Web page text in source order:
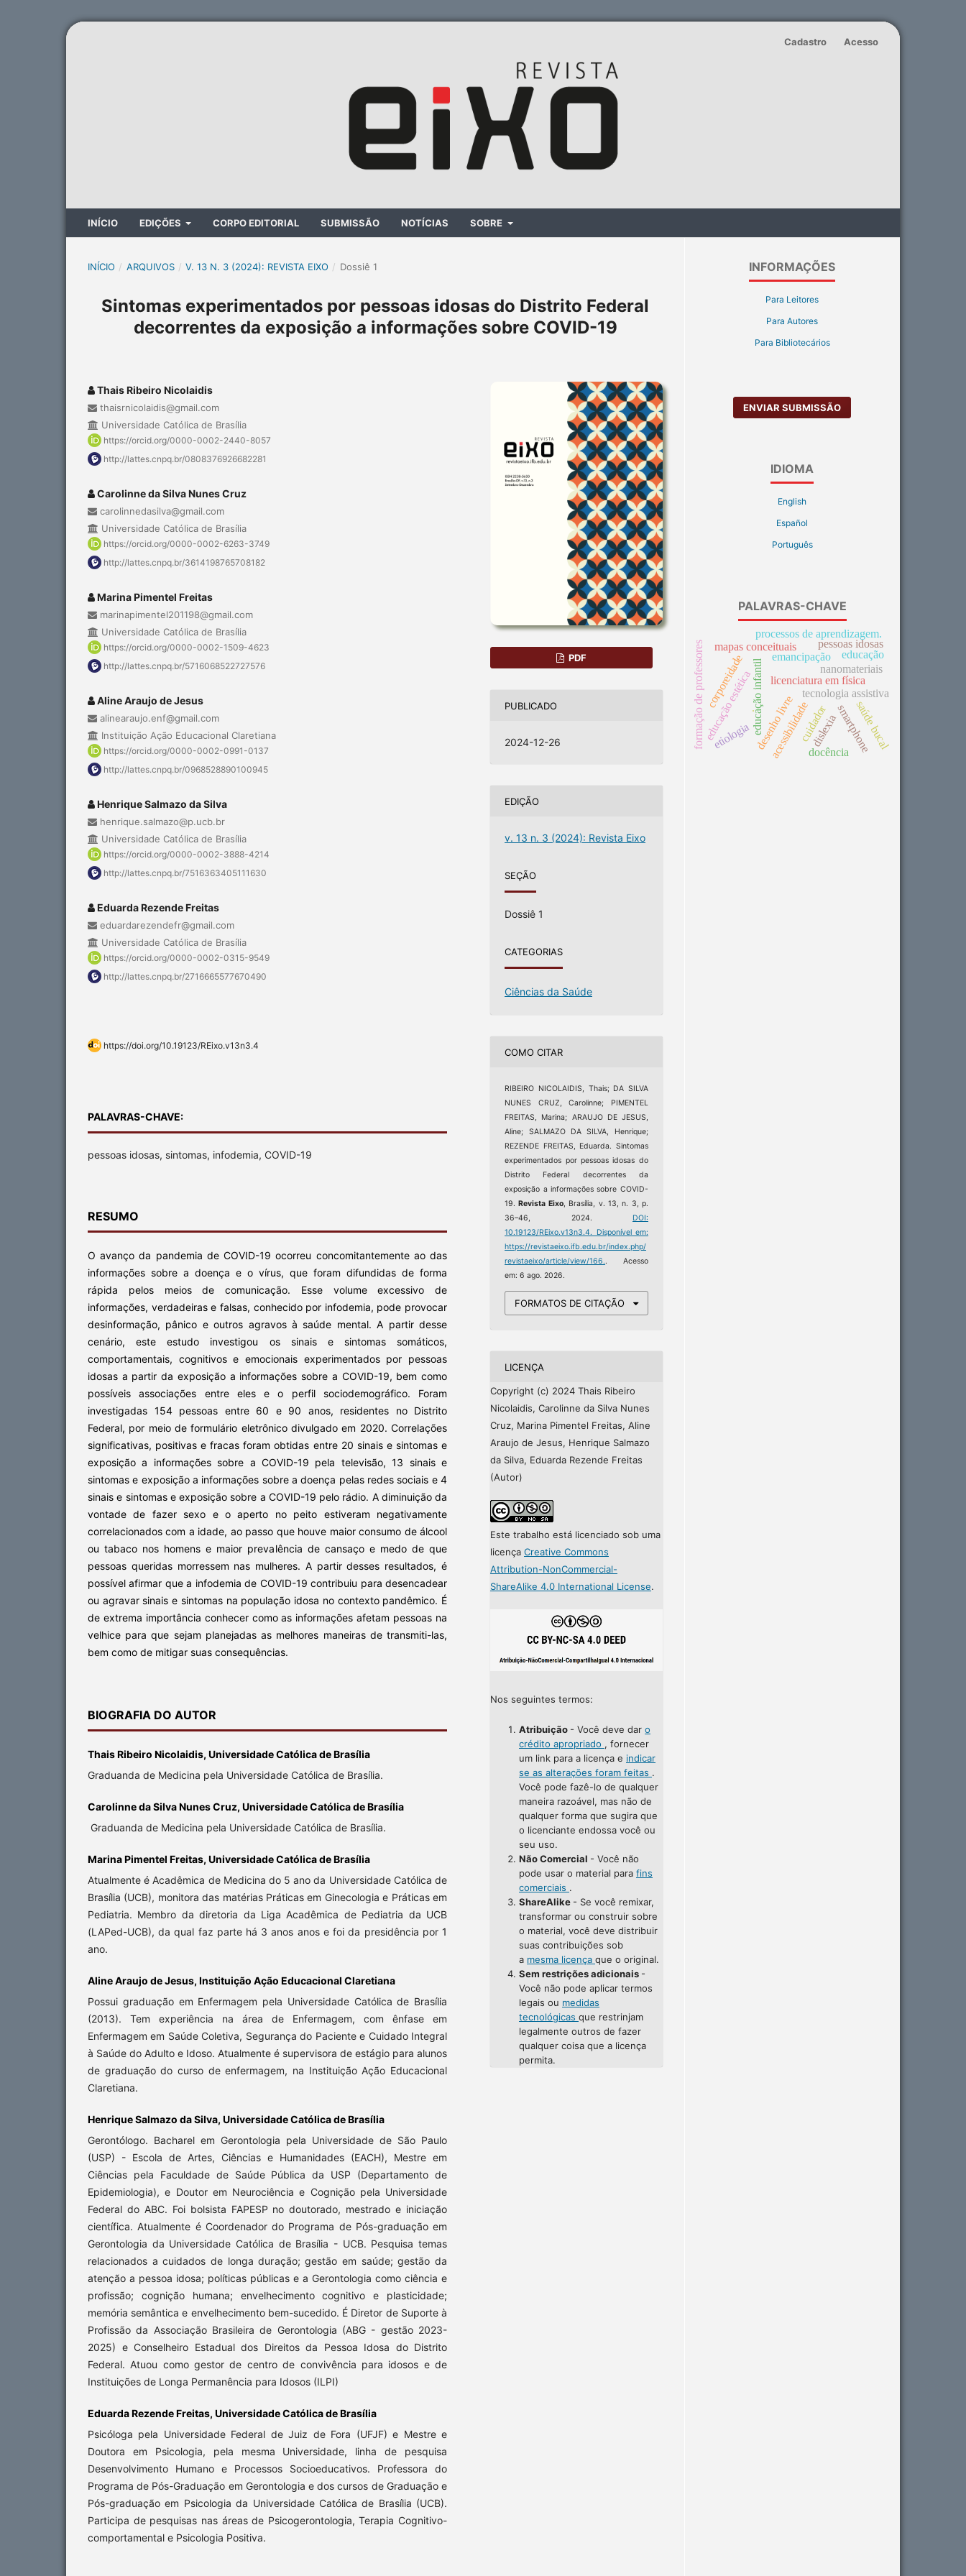
INÍCIO EDIÇÕES CORPO EDITORIAL SUBMISSÃO NOTÍCIAS SOBRE
Cadastro Acesso
INÍCIO / ARQUIVOS / V. 13 N. 3 (2024): REVISTA EIXO / Dossiê 1
Sintomas experimentados por pessoas idosas do Distrito Federal
decorrentes da exposição a informações sobre COVID-19
Thais Ribeiro Nicolaidis
thaisrnicolaidis@gmail.com
Universidade Católica de Brasília
https://orcid.org/0000-0002-2440-8057
http://lattes.cnpq.br/0808376926682281
Carolinne da Silva Nunes Cruz
carolinnedasilva@gmail.com
Universidade Católica de Brasília
https://orcid.org/0000-0002-6263-3749
http://lattes.cnpq.br/3614198765708182
Marina Pimentel Freitas
marinapimentel201198@gmail.com
Universidade Católica de Brasília
https://orcid.org/0000-0002-1509-4623
http://lattes.cnpq.br/5716068522727576
Aline Araujo de Jesus
alinearaujo.enf@gmail.com
Instituição Ação Educacional Claretiana
https://orcid.org/0000-0002-0991-0137
http://lattes.cnpq.br/0968528890100945
Henrique Salmazo da Silva
henrique.salmazo@p.ucb.br
Universidade Católica de Brasília
https://orcid.org/0000-0002-3888-4214
http://lattes.cnpq.br/7516363405111630
Eduarda Rezende Freitas
eduardarezendefr@gmail.com
Universidade Católica de Brasília
https://orcid.org/0000-0002-0315-9549
http://lattes.cnpq.br/2716665577670490
https://doi.org/10.19123/REixo.v13n3.4
PALAVRAS-CHAVE:
pessoas idosas, sintomas, infodemia, COVID-19
RESUMO
O avanço da pandemia de COVID-19 ocorreu concomitantemente ao das
informações sobre a doença e o vírus, que foram difundidas de forma
rápida pelos meios de comunicação. Esse volume excessivo de
informações, verdadeiras e falsas, conhecido por infodemia, pode provocar
desinformação, pânico e outros agravos à saúde mental. A partir desse
cenário, este estudo investigou os sinais e sintomas somáticos,
comportamentais, cognitivos e emocionais experimentados por pessoas
idosas a partir da exposição a informações sobre a COVID-19, bem como
possíveis associações entre eles e o perfil sociodemográfico. Foram
investigadas 154 pessoas entre 60 e 90 anos, residentes no Distrito
Federal, por meio de formulário eletrônico divulgado em 2020. Correlações
significativas, positivas e fracas foram obtidas entre 20 sinais e sintomas e
exposição a informações sobre a COVID-19 pela televisão, 13 sinais e
sintomas e exposição a informações sobre a doença pelas redes sociais e 4
sinais e sintomas e exposição sobre a COVID-19 pelo rádio. A diminuição da
vontade de fazer sexo e o aperto no peito estiveram negativamente
correlacionados com a idade, ao passo que houve maior consumo de álcool
ou tabaco nos homens e maior prevalência de cansaço e medo de que
pessoas queridas morressem nas mulheres. A partir desses resultados, é
possível afirmar que a infodemia de COVID-19 contribuiu para desencadear
ou agravar sinais e sintomas na população idosa no contexto pandêmico. É
de extrema importância conhecer como as informações afetam pessoas na
velhice para que sejam planejadas as melhores maneiras de transmiti-las,
bem como de mitigar suas consequências.
BIOGRAFIA DO AUTOR
Thais Ribeiro Nicolaidis, Universidade Católica de Brasília
Graduanda de Medicina pela Universidade Católica de Brasília.
Carolinne da Silva Nunes Cruz, Universidade Católica de Brasília
Graduanda de Medicina pela Universidade Católica de Brasília.
Marina Pimentel Freitas, Universidade Católica de Brasília
Atualmente é Acadêmica de Medicina do 5 ano da Universidade Católica de
Brasília (UCB), monitora das matérias Práticas em Ginecologia e Práticas em
Pediatria. Membro da diretoria da Liga Acadêmica de Pediatria da UCB
(LAPed-UCB), da qual faz parte há 3 anos anos e foi da presidência por 1
ano.
Aline Araujo de Jesus, Instituição Ação Educacional Claretiana
Possui graduação em Enfermagem pela Universidade Católica de Brasília
(2013). Tem experiência na área de Enfermagem, com ênfase em
Enfermagem em Saúde Coletiva, Segurança do Paciente e Cuidado Integral
à Saúde do Adulto e Idoso. Atualmente é supervisora de estágio para alunos
de graduação do curso de enfermagem, na Instituição Ação Educacional
Claretiana.
Henrique Salmazo da Silva, Universidade Católica de Brasília
Gerontólogo. Bacharel em Gerontologia pela Universidade de São Paulo
(USP) - Escola de Artes, Ciências e Humanidades (EACH), Mestre em
Ciências pela Faculdade de Saúde Pública da USP (Departamento de
Epidemiologia), e Doutor em Neurociência e Cognição pela Universidade
Federal do ABC. Foi bolsista FAPESP no doutorado, mestrado e iniciação
científica. Atualmente é Coordenador do Programa de Pós-graduação em
Gerontologia da Universidade Católica de Brasília - UCB. Pesquisa temas
relacionados a cuidados de longa duração; gestão em saúde; gestão da
atenção a pessoa idosa; políticas públicas e a Gerontologia como ciência e
profissão; cognição humana; envelhecimento cognitivo e plasticidade;
memória semântica e envelhecimento bem-sucedido. É Diretor de Suporte à
Profissão da Associação Brasileira de Gerontologia (ABG - gestão 2023-
2025) e Conselheiro Estadual dos Direitos da Pessoa Idosa do Distrito
Federal. Atuou como gestor de centro de convivência para idosos e de
Instituições de Longa Permanência para Idosos (ILPI)
Eduarda Rezende Freitas, Universidade Católica de Brasília
Psicóloga pela Universidade Federal de Juiz de Fora (UFJF) e Mestre e
Doutora em Psicologia, pela mesma Universidade, linha de pesquisa
Desenvolvimento Humano e Processos Socioeducativos. Professora do
Programa de Pós-Graduação em Gerontologia e dos cursos de Graduação e
Pós-graduação em Psicologia da Universidade Católica de Brasília (UCB).
Participa de pesquisas nas áreas de Psicogerontologia, Terapia Cognitivo-
comportamental e Psicologia Positiva.
PDF
PUBLICADO
2024-12-26
EDIÇÃO
v. 13 n. 3 (2024): Revista Eixo
SEÇÃO
Dossiê 1
CATEGORIAS
Ciências da Saúde
COMO CITAR
RIBEIRO NICOLAIDIS, Thais; DA SILVA
NUNES CRUZ, Carolinne; PIMENTEL
FREITAS, Marina; ARAUJO DE JESUS,
Aline; SALMAZO DA SILVA, Henrique;
REZENDE FREITAS, Eduarda. Sintomas
experimentados por pessoas idosas do
Distrito Federal decorrentes da
exposição a informações sobre COVID-
19.Revista Eixo, Brasília, v. 13, n. 3, p.
36–46, 2024. DOI:
10.19123/REixo.v13n3.4. Disponível em:
https://revistaeixo.ifb.edu.br/index.php/
revistaeixo/article/view/166.. Acesso
em: 6 ago. 2026.
FORMATOS DE CITAÇÃO
LICENÇA
Copyright (c) 2024 Thais Ribeiro
Nicolaidis, Carolinne da Silva Nunes
Cruz, Marina Pimentel Freitas, Aline
Araujo de Jesus, Henrique Salmazo
da Silva, Eduarda Rezende Freitas
(Autor)
Este trabalho está licenciado sob uma
licença Creative Commons
Attribution-NonCommercial-
ShareAlike 4.0 International License.
Nos seguintes termos:
Atribuição - Você deve dar o
crédito apropriado , fornecer
um link para a licença e indicar
se as alterações foram feitas .
Você pode fazê-lo de qualquer
maneira razoável, mas não de
qualquer forma que sugira que
o licenciante endossa você ou
seu uso.
Não Comercial - Você não
pode usar o material para fins
comerciais .
ShareAlike - Se você remixar,
transformar ou construir sobre
o material, você deve distribuir
suas contribuições sob
a mesma licença que o original.
Sem restrições adicionais -
Você não pode aplicar termos
legais ou medidas
tecnológicas que restrinjam
legalmente outros de fazer
qualquer coisa que a licença
permita.
INFORMAÇÕES
Para Leitores
Para Autores
Para Bibliotecários
ENVIAR SUBMISSÃO
IDIOMA
English
Español
Português
PALAVRAS-CHAVE
desenho livre
educação infantil
educação estética acessibilidade
tecnologia assistiva
dislexiasmartphone
.
mapas conceituais
processos de aprendizagem.
licenciatura em física
formação de professores
docência
emancipação
corporeidade nanomateriais
etiologia
educação
cuidador saúde bucal
pessoas idosas